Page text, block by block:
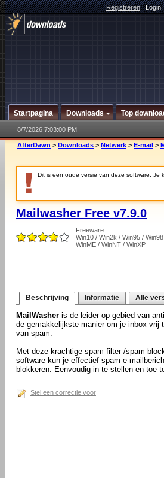
Registreren|Login:
Startpagina Downloads Top
8/7/2026 7:03:00 PM
AfterDawn > Downloads > Netwerk > E-mail >
Dit is een oude versie van deze software. Je
Mailwasher Free v7.9.0
Freeware
Win10 / Win2k / Win95 /
WinME / WinNT / WinXP
Beschrijving Informatie Alle
MailWasher is de leider op gebied van
de gemakkelijkste manier om je inbox vrij
van spam.
Met deze krachtige spam filter /spam
software kun je effectief spam e-
blokkeren. Eenvoudig in te stellen en toe
Stel een correctie voor